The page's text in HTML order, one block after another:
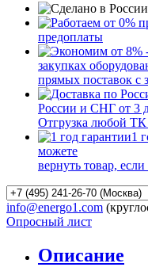
предоплаты
закупках
прямых поставок с
России и СНГ от 3
Отгрузка любой
1
можете
вернуть товар,
info@energo1.com
Опросный лист
Описание